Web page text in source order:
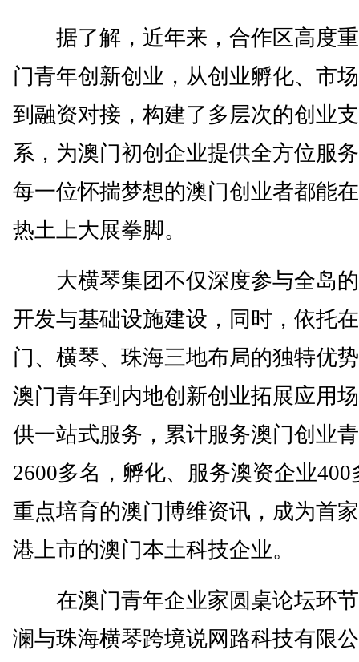
据了解，近年来，合作区高度
门青年创新创业，从创业孵化、市
到融资对接，构建了多层次的创业
系，为澳门初创企业提供全方位服
每一位怀揣梦想的澳门创业者都能
热土上大展拳脚。
大横琴集团不仅深度参与全岛
开发与基础设施建设，同时，依托
门、横琴、珠海三地布局的独特优
澳门青年到内地创新创业拓展应用
供一站式服务，累计服务澳门创业
2600多名，孵化、服务澳资企业400
重点培育的澳门博维资讯，成为首
港上市的澳门本土科技企业。
在澳门青年企业家圆桌论坛环
澜与珠海横琴跨境说网路科技有限